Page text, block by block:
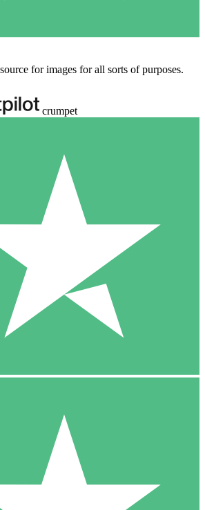
for images for all sorts of purposes.
crumpet